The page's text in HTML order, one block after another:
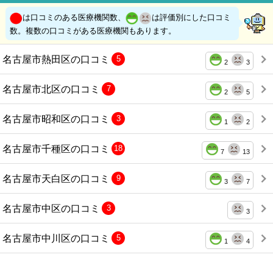
は口コミのある医療機関数、
は評価別にした口コミ
数。複数の口コミがある医療機関もあります。
名古屋市熱田区の口コミ 2 3
5
名古屋市北区の口コミ 2 5
7
名古屋市昭和区の口コミ 1 2
3
名古屋市千種区の口コミ 7 13
18
名古屋市天白区の口コミ 3 7
9
名古屋市中区の口コミ 3
3
名古屋市中川区の口コミ 1 4
5